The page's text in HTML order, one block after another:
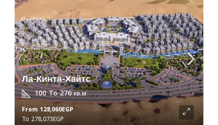
Ла-Кинта-Хайтс
100 To 276кв.м
From 128,060EGP
278,073EGP